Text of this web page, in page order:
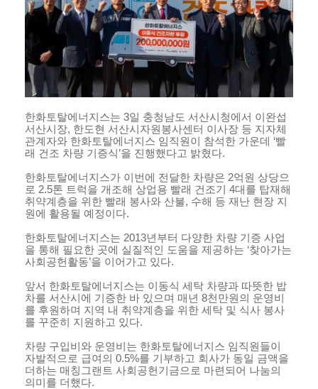
한화토탈에너지스는 3일 충청남도 서산시청에서 이완섭
서산시장, 한도현 서산시자원봉사센터 이사장 등 지자체
관계자와 한화토탈에너지스 임직원이 참석한 가운데 ‘빨
래 건조 차량 기증식’을 진행했다고 밝혔다.
한화토탈에너지스가 이번에 전달한 차량은 2억원 상당으
로 2.5톤 트럭을 개조해 상업용 빨래 건조기 4대를 탑재해
취약계층을 위한 빨래 봉사와 산불, 수해 등 재난 현장 지
원에 활용될 예정이다.
한화토탈에너지스는 2013년부터 다양한 차량 기증 사업
을 통해 필요한 곳에 실질적인 도움을 제공하는 ‘찾아가는
사회공헌활동’을 이어가고 있다.
앞서 한화토탈에너지스는 이동식 세탁 차량과 따뜻한 밥
차를 서산시에 기증한 바 있으며 매년 8천만원의 운영비
를 후원하며 지역 내 취약계층을 위한 세탁 및 식사 봉사
를 꾸준히 지원하고 있다.
차량 구입비와 운영비는 한화토탈에너지스 임직원들이
자발적으로 급여의 0.5%를 기부하고 회사가 동일 금액을
더하는 매칭그랜트 사회공헌기금으로 마련되어 나눔의
의미를 더했다.